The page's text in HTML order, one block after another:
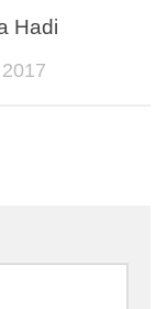
Hadi